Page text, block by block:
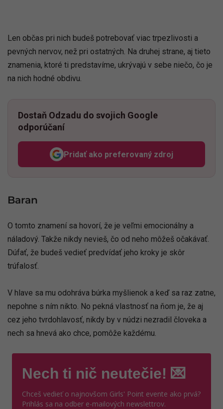
Len občas pri nich budeš potrebovať viac trpezlivosti a
pevných nervov, než pri ostatných. Na druhej strane, aj tieto
znamenia, ktoré ti predstavíme, ukrývajú v sebe niečo, čo je
na nich hodné obdivu.
Dostaň Odzadu do svojich Google
odporúčaní
Pridať ako preferovaný zdroj
Odzadu, odkaz sa otvorí v
Baran
O tomto znamení sa hovorí, že je veľmi emocionálny a
náladový. Takže nikdy nevieš, čo od neho môžeš očakávať.
Dúfať, že budeš vedieť predvídať jeho kroky je skôr
trúfalosť.
V hlave sa mu odohráva búrka myšlienok a keď sa raz zatne,
nepohne s ním nikto. No pekná vlastnosť na ňom je, že aj
cez jeho tvrdohlavosť, nikdy by v núdzi nezradil človeka a
nech sa hnevá ako chce, pomôže každému.
Nech ti nič neutečie! 💌
Chceš vedieť o najnovšom Girls' Point evente ako prvá?
Prihlás sa na odber e-mailových newslettrov.